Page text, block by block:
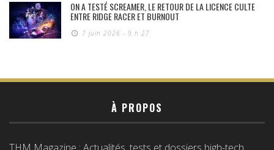
ON A TESTÉ SCREAMER, LE RETOUR DE LA LICENCE CULTE
ENTRE RIDGE RACER ET BURNOUT
7 juin 2026 - 9 h 27
À PROPOS